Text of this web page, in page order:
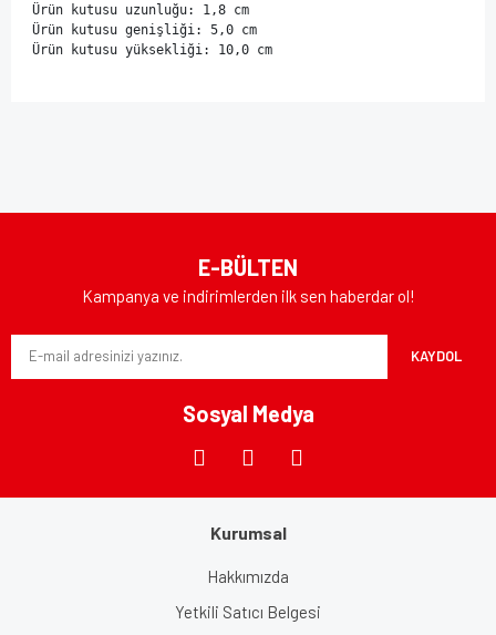
Ürün kutusu uzunluğu: 1,8 cm
Ürün kutusu genişliği: 5,0 cm
Ürün kutusu yüksekliği: 10,0 cm
Ürün resmi kalitesiz, bozuk veya görüntülenemiyor.
Ürün açıklamasında eksik bilgiler bulunuyor.
Ürün fiyatı diğer sitelerden daha pahalı.
E-BÜLTEN
Kampanya ve indirimlerden ilk sen haberdar ol!
KAYDOL
Sosyal Medya
Kurumsal
Hakkımızda
Yetkili Satıcı Belgesi